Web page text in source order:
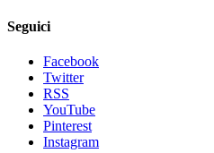
Seguici
Facebook
Twitter
RSS
YouTube
Pinterest
Instagram